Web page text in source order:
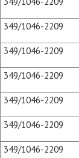
349/1046-2209
349/1046-2209
349/1046-2209
349/1046-2209
349/1046-2209
349/1046-2209